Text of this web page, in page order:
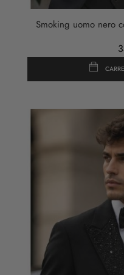
Smoking uomo nero